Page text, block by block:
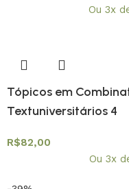
Ou 3x
Tópicos em
Textuniversitários 4
R$82,00
Ou 3x